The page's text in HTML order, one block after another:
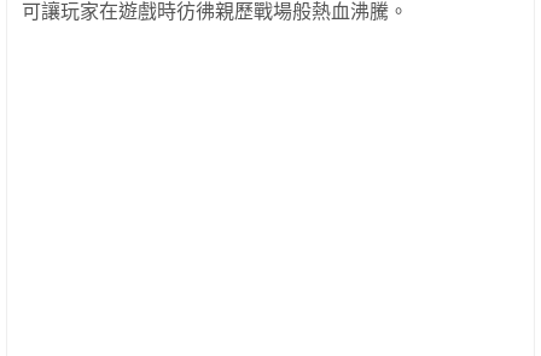
可讓玩家在遊戲時彷彿親歷戰場般熱血沸騰。